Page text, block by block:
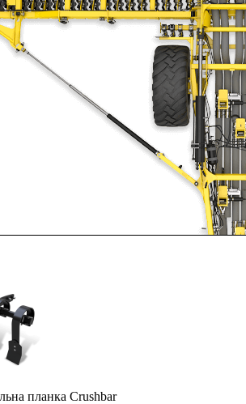
планка Crushbar